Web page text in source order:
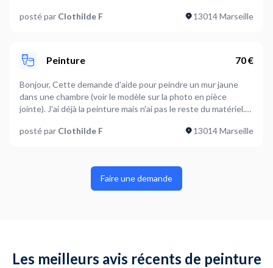
la nécessité d'un rouleau de peinture en microfibre polyester
classique. Merci beaucoup Cordialement, Clothilde Francisco
posté par Clothilde F 13014 Marseille
Peinture 70 €
Bonjour, Cette demande d'aide pour peindre un mur jaune
dans une chambre (voir le modèle sur la photo en pièce
jointe). J'ai déjà la peinture mais n'ai pas le reste du matériel.
posté par Clothilde F 13014 Marseille
Faire une demande
Les meilleurs avis récents de peinture